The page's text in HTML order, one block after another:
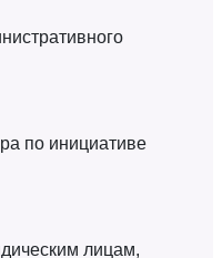
по инициативе
лицам,